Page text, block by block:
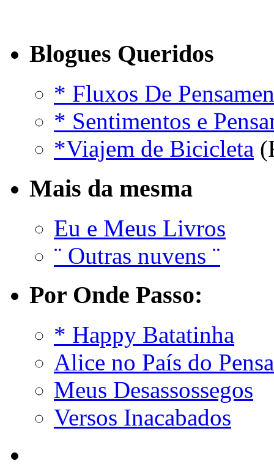
Blogues Queridos
* Fluxos De
* Sentimentos e
*Viajem de Bicicleta
Mais da mesma
Eu e Meus Livros
¨ Outras nuvens ¨
Por Onde Passo:
* Happy Batatinha
Alice no País do
Meus Desassossegos
Versos Inacabados